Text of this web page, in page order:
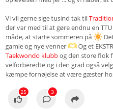
Vi vil gerne sige tusind tak til
der var med til at gøre endnu en
måde, at starte sommeren på
gamle og nye venner
Og et
Taekwondo klubbog den store flok
velforberedte og i den grad også
kæmpe fornøjelse at være gæster
25 3